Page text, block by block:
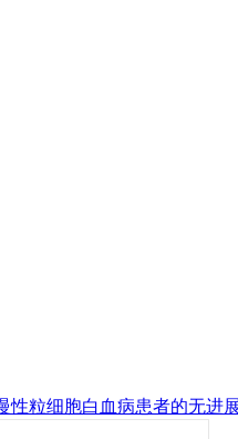
性粒细胞白血病患者的无进